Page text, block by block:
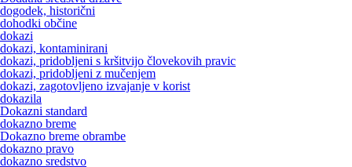
dogodek, historični
dohodki občine
dokazi
dokazi, kontaminirani
dokazi, pridobljeni s kršitvijo človekovih pravic
dokazi, pridobljeni z mučenjem
dokazi, zagotovljeno izvajanje v korist
dokazila
Dokazni standard
dokazno breme
Dokazno breme obrambe
dokazno pravo
dokazno sredstvo